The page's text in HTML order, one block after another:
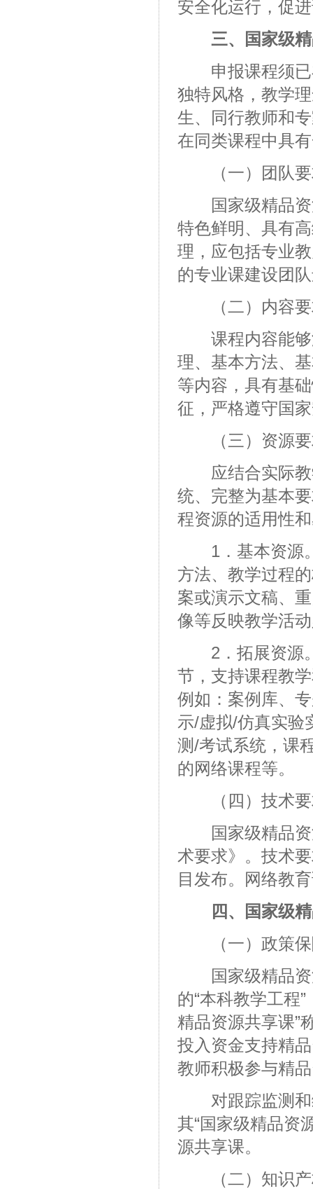
安全化运行，促
三、国家级
申报课程须已
独特风格，教学
生、同行教师和
在同类课程中具
（一）团队要
国家级精品资
特色鲜明、具有
理，应包括专业
的专业课建设团
（二）内容要
课程内容能够
理、基本方法、
等内容，具有基
征，严格遵守国
（三）资源要
应结合实际教
统、完整为基本
程资源的适用性
1．基本资源。
方法、教学过程
案或演示文稿、
像等反映教学活
2．拓展资源。
节，支持课程教
例如：案例库、
示/虚拟/仿真实验
测/考试系统，课
的网络课程等。
（四）技术要
国家级精品资
术要求》。技术
目发布。网络教
四、国家级
（一）政策保
国家级精品资
的“本科教学工程
精品资源共享课”
投入资金支持精
教师积极参与精
对跟踪监测和
其“国家级精品资
源共享课。
（二）知识产